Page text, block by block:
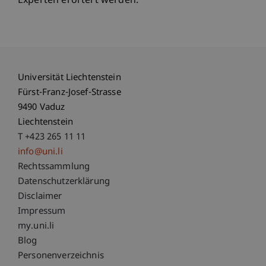
Universität Liechtenstein
Fürst-Franz-Josef-Strasse
9490 Vaduz
Liechtenstein
T +423 265 11 11
info@uni.li
Fußzeile Rechtliche Hinweise
Rechtssammlung
Datenschutzerklärung
Disclaimer
Impressum
Fußzeile Subdomain-Verzeichnis
my.uni.li
Blog
Personenverzeichnis